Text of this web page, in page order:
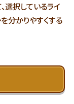
選択しているライ
分かりやすくする